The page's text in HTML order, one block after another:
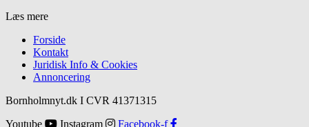
Læs mere
Forside
Kontakt
Juridisk Info & Cookies​
Annoncering
Bornholmnyt.dk I CVR 41371315
Youtube
Instagram Facebook-f